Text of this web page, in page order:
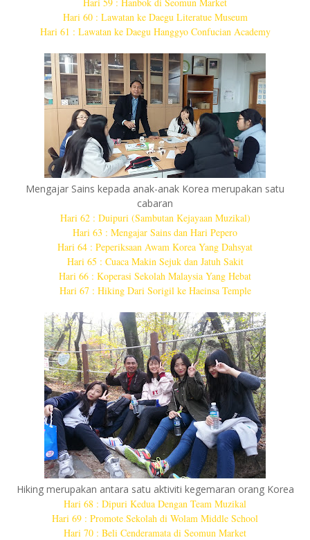
Hari 60 : Lawatan ke Daegu Literatue Museum
Hari 61 : Lawatan ke Daegu Hanggyo Confucian Academy
Mengajar Sains kepada anak-anak Korea merupakan satu
cabaran
Hari 62 : Duipuri (Sambutan Kejayaan Muzikal)
Hari 63 : Mengajar Sains dan Hari Pepero
Hari 64 : Peperiksaan Awam Korea Yang Dahsyat
Hari 65 : Cuaca Makin Sejuk dan Jatuh Sakit
Hari 66 : Koperasi Sekolah Malaysia Yang Hebat
Hari 67 : Hiking Dari Sorigil ke Haeinsa Temple
Hiking merupakan antara satu aktiviti kegemaran orang Korea
Hari 68 : Dipuri Kedua Dengan Team Muzikal
Hari 69 : Promote Sekolah di Wolam Middle School
Hari 70 : Beli Cenderamata di Seomun Market